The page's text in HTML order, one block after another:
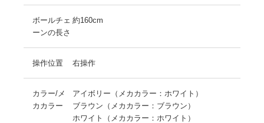
ボールチェ
ーンの長さ
約160cm
操作位置 右操作
カラー/メ
カカラー
アイボリー（メカカラー：ホワイト）
ブラウン（メカカラー：ブラウン）
ホワイト（メカカラー：ホワイト）